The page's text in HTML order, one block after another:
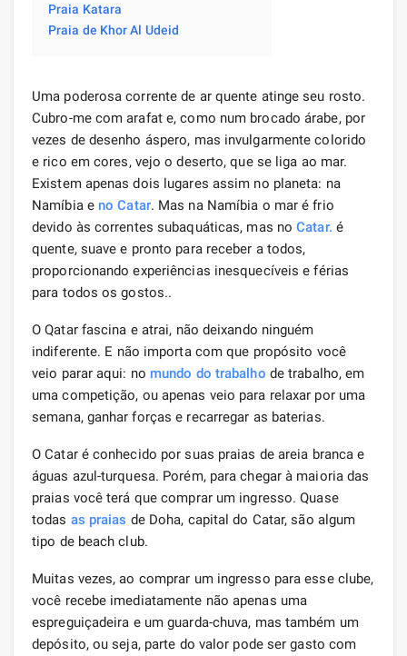
Praia Katara
Praia de Khor Al Udeid
Uma poderosa corrente de ar quente atinge seu rosto.
Cubro-me com arafat e, como num brocado árabe, por
vezes de desenho áspero, mas invulgarmente colorido
e rico em cores, vejo o deserto, que se liga ao mar.
Existem apenas dois lugares assim no planeta: na
Namíbia e no Catar. Mas na Namíbia o mar é frio
devido às correntes subaquáticas, mas noCatar. é
quente, suave e pronto para receber a todos,
proporcionando experiências inesquecíveis e férias
para todos os gostos..
O Qatar fascina e atrai, não deixando ninguém
indiferente. E não importa com que propósito você
veio parar aqui: no mundo do trabalho de trabalho, em
uma competição, ou apenas veio para relaxar por uma
semana, ganhar forças e recarregar as baterias.
O Catar é conhecido por suas praias de areia branca e
águas azul-turquesa. Porém, para chegar à maioria das
praias você terá que comprar um ingresso. Quase
todas as praias de Doha, capital do Catar, são algum
tipo de beach club.
Muitas vezes, ao comprar um ingresso para esse clube,
você recebe imediatamente não apenas uma
espreguiçadeira e um guarda-chuva, mas também um
depósito, ou seja, parte do valor pode ser gasto com